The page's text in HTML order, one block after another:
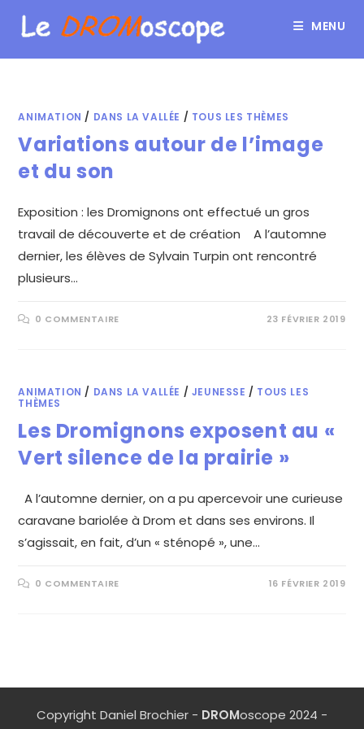
MENU
ANIMATION / DANS LA VALLÉE / TOUS LES THÈMES
Variations autour de l’image
et du son
Exposition : les Dromignons ont effectué un gros
travail de découverte et de création A l’automne
dernier, les élèves de Sylvain Turpin ont rencontré
plusieurs…
0 COMMENTAIRE 23 FÉVRIER 2019
ANIMATION / DANS LA VALLÉE / JEUNESSE / TOUS LES
THÈMES
Les Dromignons exposent au «
Vert silence de la prairie »
A l’automne dernier, on a pu apercevoir une curieuse
caravane bariolée à Drom et dans ses environs. Il
s’agissait, en fait, d’un « sténopé », une…
0 COMMENTAIRE 16 FÉVRIER 2019
Copyright Daniel Brochier - DROMoscope 2024 -